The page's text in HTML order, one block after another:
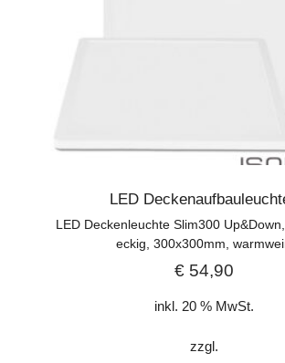
LED
LED Deckenleuchte Slim300
eckig, 300x300mm,
€ 54,90
inkl. 20 % MwSt.
zzgl.